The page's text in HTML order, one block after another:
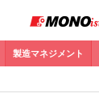
製造マネジメント